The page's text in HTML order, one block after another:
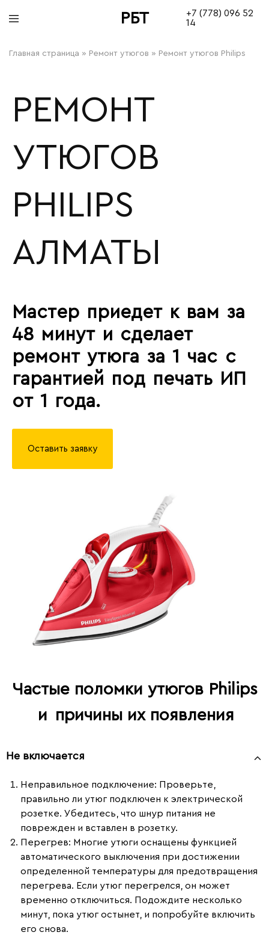
РБТ
+7 (778) 096 52
14
Главная страница » Ремонт утюгов » Ремонт утюгов Philips
РЕМОНТ
УТЮГОВ
PHILIPS
АЛМАТЫ
Мастер приедет к вам за
48 минут и сделает
ремонт утюга за 1 час с
гарантией под печать ИП
от 1 года.
Оставить заявку
Частые поломки утюгов Philips
и причины их появления
Не включается
Неправильное подключение: Проверьте,
правильно ли утюг подключен к электрической
розетке. Убедитесь, что шнур питания не
поврежден и вставлен в розетку.
Перегрев: Многие утюги оснащены функцией
автоматического выключения при достижении
определенной температуры для предотвращения
перегрева. Если утюг перегрелся, он может
временно отключиться. Подождите несколько
минут, пока утюг остынет, и попробуйте включить
его снова.